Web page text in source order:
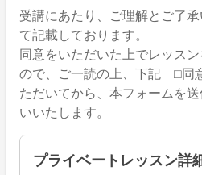
受講にあたり、ご理解とご了
て記載しております。
同意をいただいた上でレッス
ので、ご一読の上、下記 ⬜︎
ただいてから、本フォームを
いいたします。
プライベートレッスン詳